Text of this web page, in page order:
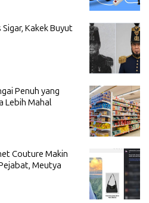
Kakek Buyut
Penuh yang
Lebih Mahal
Couture Makin
Meutya